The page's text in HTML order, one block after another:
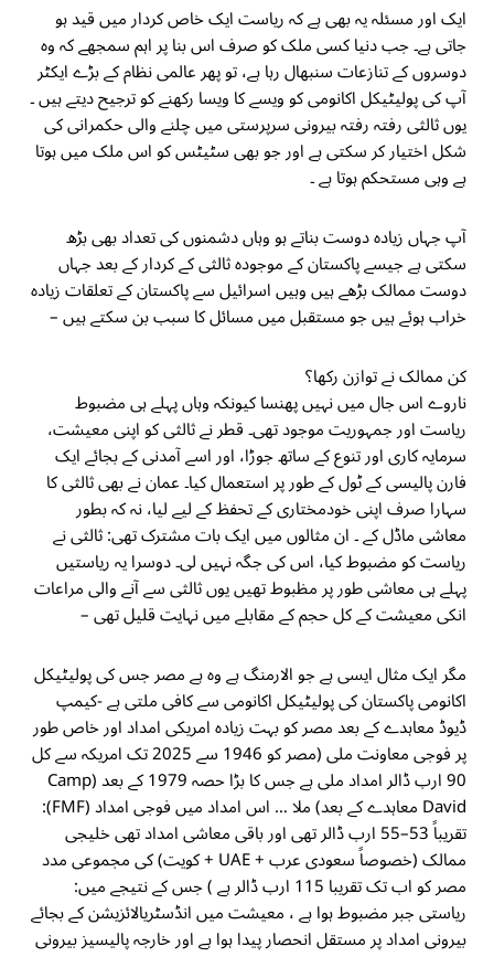
ایک اور مسئلہ یہ بھی ہے کہ ریاست ایک خاص کردار میں قید ہو
جاتی ہے۔ جب دنیا کسی ملک کو صرف اس بنا پر اہم سمجھے کہ وہ
دوسروں کے تنازعات سنبھال رہا ہے، تو پھر عالمی نظام کے بڑے ایکٹر
آپ کی پولیٹیکل اکانومی کو ویسے کا ویسا رکھنے کو ترجیح دیتے ہیں ۔
یوں ثالثی رفتہ رفتہ بیرونی سرپرستی میں چلنے والی حکمرانی کی
شکل اختیار کر سکتی ہے اور جو بھی سٹیٹس کو اس ملک میں ہوتا
ہے وہی مستحکم ہوتا ہے ۔
آپ جہاں زیادہ دوست بناتے ہو وہاں دشمنوں کی تعداد بھی بڑھ
سکتی ہے جیسے پاکستان کے موجودہ ثالثی کے کردار کے بعد جہاں
دوست ممالک بڑھے ہیں وہیں اسرائیل سے پاکستان کے تعلقات زیادہ
خراب ہوئے ہیں جو مستقبل میں مسائل کا سبب بن سکتے ہیں –
کن ممالک نے توازن رکھا؟
ناروے اس جال میں نہیں پھنسا کیونکہ وہاں پہلے ہی مضبوط
ریاست اور جمہوریت موجود تھی۔ قطر نے ثالثی کو اپنی معیشت،
سرمایہ کاری اور تنوع کے ساتھ جوڑا، اور اسے آمدنی کے بجائے ایک
فارن پالیسی کے ٹول کے طور پر استعمال کیا۔ عمان نے بھی ثالثی کا
سہارا صرف اپنی خودمختاری کے تحفظ کے لیے لیا، نہ کہ بطور
معاشی ماڈل کے ۔ ان مثالوں میں ایک بات مشترک تھی: ثالثی نے
ریاست کو مضبوط کیا، اس کی جگہ نہیں لی۔ دوسرا یہ ریاستیں
پہلے ہی معاشی طور پر مظبوط تھیں یوں ثالثی سے آنے والی مراعات
انکی معیشت کے کل حجم کے مقابلے میں نہایت قلیل تھی –
مگر ایک مثال ایسی ہے جو الارمنگ ہے وہ ہے مصر جس کی پولیٹیکل
اکانومی پاکستان کی پولیٹیکل اکانومی سے کافی ملتی ہے -کیمپ
ڈیوڈ معاہدے کے بعد مصر کو بہت زیادہ امریکی امداد اور خاص طور
پر فوجی معاونت ملی (مصر کو 1946 سے 2025 تک امریکہ سے کل
90 ارب ڈالر امداد ملی ہے جس کا بڑا حصہ 1979 کے بعد (Camp
David معاہدے کے بعد) ملا … اس امداد میں فوجی امداد (FMF):
تقریباً 53–55 ارب ڈالر تھی اور باقی معاشی امداد تھی خلیجی
ممالک (خصوصاً سعودی عرب + UAE + کویت) کی مجموعی مدد
مصر کو اب تک تقریبا 115 ارب ڈالر ہے ) جس کے نتیجے میں:
ریاستی جبر مضبوط ہوا ہے ، معیشت میں انڈسٹریالائزیشن کے بجائے
بیرونی امداد پر مستقل انحصار پیدا ہوا ہے اور خارجہ پالیسیز بیرونی